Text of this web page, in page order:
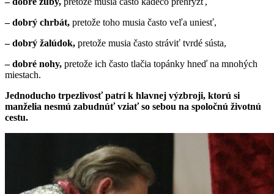
– dobrý chrbát, pretože toho musia často veľa uniesť,
– dobrý žalúdok, pretože musia často stráviť tvrdé sústa,
– dobré nohy, pretože ich často tlačia topánky hneď na mnohých
miestach.
Jednoducho trpezlivosť patrí k hlavnej výzbroji, ktorú si
manželia nesmú zabudnúť vziať so sebou na spoločnú životnú
cestu.